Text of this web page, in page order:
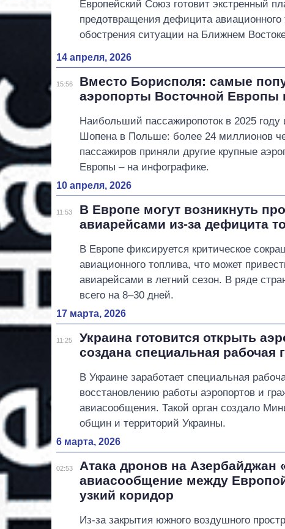
Европейский Союз готовит экстренный
предотвращения дефицита
обострения ситуации на Ближнем
14 апреля, 2026
15:56
Вместо Борисполя: самые
аэропорты Восточной Европы
Наибольший пассажиропоток в 2025
Шопена в Польше: более 24 миллионов
пассажиров приняли другие крупные
Европы – на инфографике.
10 апреля, 2026
11:53
В Европе могут возникнуть
авиарейсами из-за дефицита
В Европе фиксируется критическое
авиационного топлива, что может
авиарейсами в летний сезон. В ряде
всего на 8–30 дней.
17 марта, 2026
11:25
Украина готовится открыть
создана специальная рабочая
В Украине заработает специальная
восстановлению работы аэропортов и
авиасообщения. Такой орган создало
общин и территорий Украины.
6 марта, 2026
02:53
Атака дронов на Азербайджан
авиасообщение между
узкий коридор
Из-за закрытия южного воздушного